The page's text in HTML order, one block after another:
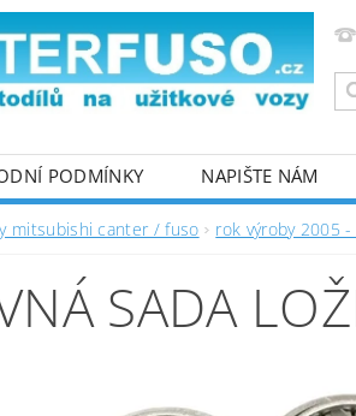
PODMÍNKY NAPIŠTE NÁM
OSOBNÍCH ÚDAJŮ
mitsubishi canter / fuso rok výroby 2005
SADA